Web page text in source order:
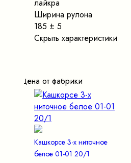
лайкра
Ширина рулона
185 ± 5
Скрыть характеристики
Цена от фабрики
Кашкорсе 3-х ниточное
белое 01-01 20/1